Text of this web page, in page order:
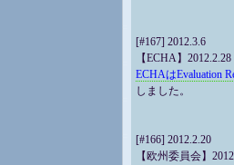
[#167] 2012.3.6
【ECHA】2012.2.28
ECHAはEvaluation
しました。
[#166] 2012.2.20
【欧州委員会】